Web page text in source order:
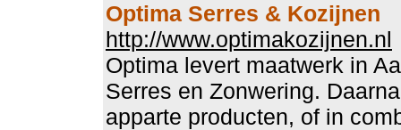
Optima Serres & Kozijnen
http://www.optimakozijnen.nl
Optima levert maatwerk in
Serres en Zonwering.
apparte producten, of in